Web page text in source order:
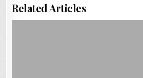
Related Articles